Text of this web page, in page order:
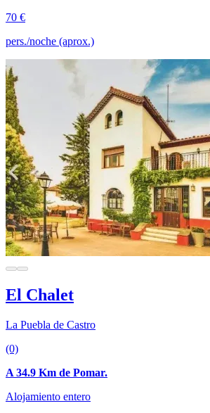
70 €
pers./noche (aprox.)
El Chalet
La Puebla de Castro
(0)
A 34.9 Km de Pomar.
Alojamiento entero